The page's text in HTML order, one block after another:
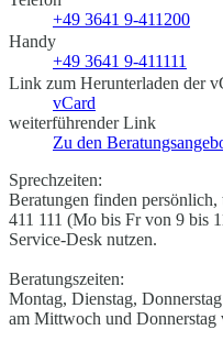
+49 3641 9-411200
Handy
+49 3641 9-411111
Link zum Herunterladen der
vCard
weiterführender Link
Zu den
Sprechzeiten:
Beratungen finden
411 111 (Mo bis Fr von 9 bis
Service-Desk nutzen.
Beratungszeiten:
Montag, Dienstag,
am Mittwoch und Donnerstag